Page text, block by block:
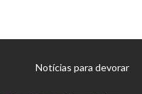
Notícias para devorar